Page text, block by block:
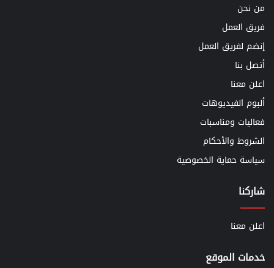
من نحن
فريق العمل
إنضم لفريق العمل
أتصل بنا
اعلن معنا
ألبوم الفيديوهات
فعاليات ومناسبات
الشروط والأحكام
سياسة حماية الخصوصية
شاركنا
اعلن معنا
خدمات الموقع